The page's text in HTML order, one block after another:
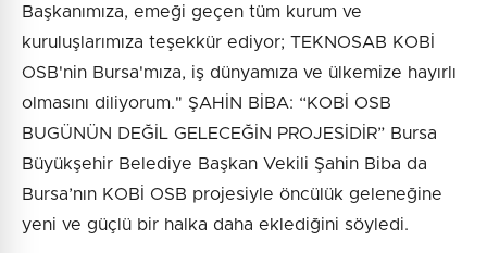
Başkanımıza, emeği geçen tüm kurum ve
kuruluşlarımıza teşekkür ediyor; TEKNOSAB KOBİ
OSB'nin Bursa'mıza, iş dünyamıza ve ülkemize hayırlı
olmasını diliyorum." ŞAHİN BİBA: “KOBİ OSB
BUGÜNÜN DEĞİL GELECEĞİN PROJESİDİR” Bursa
Büyükşehir Belediye Başkan Vekili Şahin Biba da
Bursa’nın KOBİ OSB projesiyle öncülük geleneğine
yeni ve güçlü bir halka daha eklediğini söyledi.